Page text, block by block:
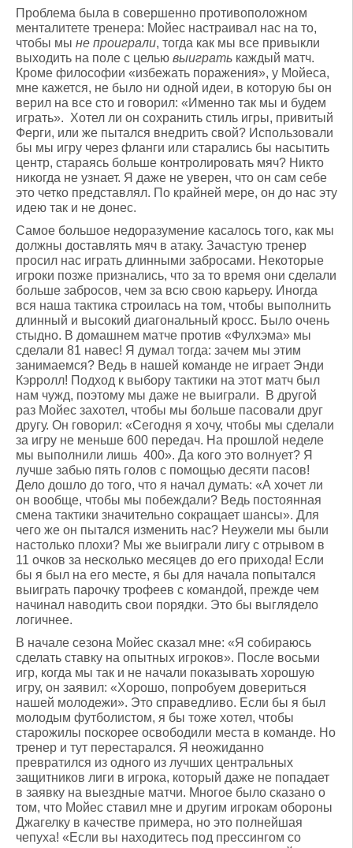
Проблема была в совершенно противоположном
менталитете тренера: Мойес настраивал нас на то,
чтобы мы не проиграли, тогда как мы все привыкли
выходить на поле с целью выиграть каждый матч.
Кроме философии «избежать поражения», у Мойеса,
мне кажется, не было ни одной идеи, в которую бы он
верил на все сто и говорил: «Именно так мы и будем
играть». Хотел ли он сохранить стиль игры, привитый
Ферги, или же пытался внедрить свой? Использовали
бы мы игру через фланги или старались бы насытить
центр, стараясь больше контролировать мяч? Никто
никогда не узнает. Я даже не уверен, что он сам себе
это четко представлял. По крайней мере, он до нас эту
идею так и не донес.
Самое большое недоразумение касалось того, как мы
должны доставлять мяч в атаку. Зачастую тренер
просил нас играть длинными забросами. Некоторые
игроки позже признались, что за то время они сделали
больше забросов, чем за всю свою карьеру. Иногда
вся наша тактика строилась на том, чтобы выполнить
длинный и высокий диагональный кросс. Было очень
стыдно. В домашнем матче против «Фулхэма» мы
сделали 81 навес! Я думал тогда: зачем мы этим
занимаемся? Ведь в нашей команде не играет Энди
Кэрролл! Подход к выбору тактики на этот матч был
нам чужд, поэтому мы даже не выиграли. В другой
раз Мойес захотел, чтобы мы больше пасовали друг
другу. Он говорил: «Сегодня я хочу, чтобы мы сделали
за игру не меньше 600 передач. На прошлой неделе
мы выполнили лишь 400». Да кого это волнует? Я
лучше забью пять голов с помощью десяти пасов!
Дело дошло до того, что я начал думать: «А хочет ли
он вообще, чтобы мы побеждали? Ведь постоянная
смена тактики значительно сокращает шансы». Для
чего же он пытался изменить нас? Неужели мы были
настолько плохи? Мы же выиграли лигу с отрывом в
11 очков за несколько месяцев до его прихода! Если
бы я был на его месте, я бы для начала попытался
выиграть парочку трофеев с командой, прежде чем
начинал наводить свои порядки. Это бы выглядело
логичнее.
В начале сезона Мойес сказал мне: «Я собираюсь
сделать ставку на опытных игроков». После восьми
игр, когда мы так и не начали показывать хорошую
игру, он заявил: «Хорошо, попробуем довериться
нашей молодежи». Это справедливо. Если бы я был
молодым футболистом, я бы тоже хотел, чтобы
старожилы поскорее освободили места в команде. Но
тренер и тут перестарался. Я неожиданно
превратился из одного из лучших центральных
защитников лиги в игрока, который даже не попадает
в заявку на выездные матчи. Многое было сказано о
том, что Мойес ставил мне и другим игрокам обороны
Джагелку в качестве примера, но это полнейшая
чепуха! «Если вы находитесь под прессингом со